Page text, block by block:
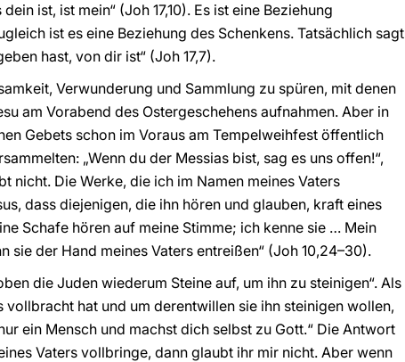
ist, ist mein“ (Joh 17,10). Es ist eine Beziehung
ist es eine Beziehung des Schenkens. Tatsächlich sagt
hast, von dir ist“ (Joh 17,7).
Verwunderung und Sammlung zu spüren, mit denen
am Vorabend des Ostergeschehens aufnahmen. Aber in
Gebets schon im Voraus am Tempelweihfest öffentlich
„Wenn du der Messias bist, sag es uns offen!“,
nicht. Die Werke, die ich im Namen meines Vaters
dass diejenigen, die ihn hören und glauben, kraft eines
Schafe hören auf meine Stimme; ich kenne sie … Mein
sie der Hand meines Vaters entreißen“ (Joh 10,24–30).
die Juden wiederum Steine auf, um ihn zu steinigen“. Als
hat und um derentwillen sie ihn steinigen wollen,
ein Mensch und machst dich selbst zu Gott.“ Die Antwort
Vaters vollbringe, dann glaubt ihr mir nicht. Aber wenn